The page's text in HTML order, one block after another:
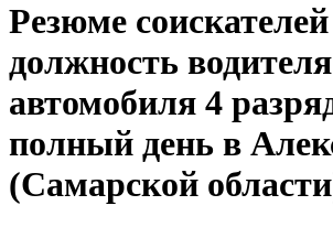
Резюме
должность водителя
автомобиля 4
полный день в
(Самарской